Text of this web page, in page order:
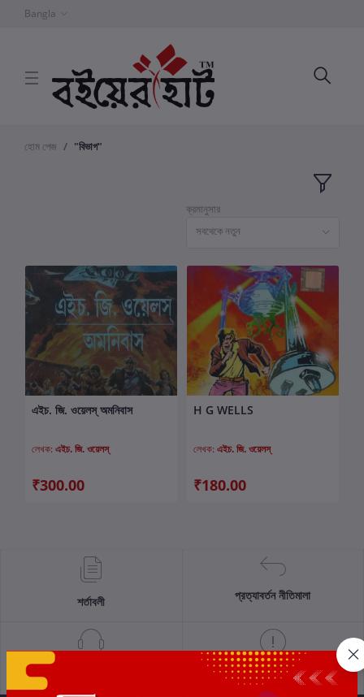
Bangla
হোম পেজ "বিভাগ"
ক্রমানুসার
সবথেকে নতুন
কার্টে যোগ করুন
এইচ. জি. ওয়েলস্ অমনিবাস
লেখক: এইচ. জি. ওয়েলস্
₹300.00
কার্টে যোগ করুন
H G WELLS
লেখক: এইচ. জি. ওয়েলস্
₹180.00
শর্তাবলী প্রত্যাবর্তন নীতিমালা
গোপনীয়তা নীতি